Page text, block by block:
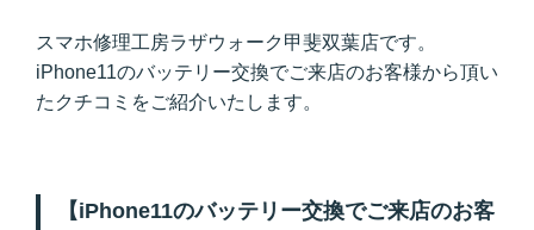
スマホ修理工房ラザウォーク甲斐双葉店です。
iPhone11のバッテリー交換でご来店のお客様から頂い
たクチコミをご紹介いたします。
【iPhone11のバッテリー交換でご来店のお客